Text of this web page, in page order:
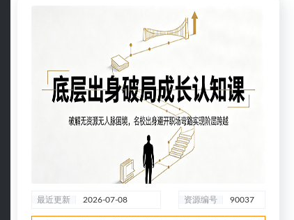
最近更新 2026-07-08 资源编号 90037